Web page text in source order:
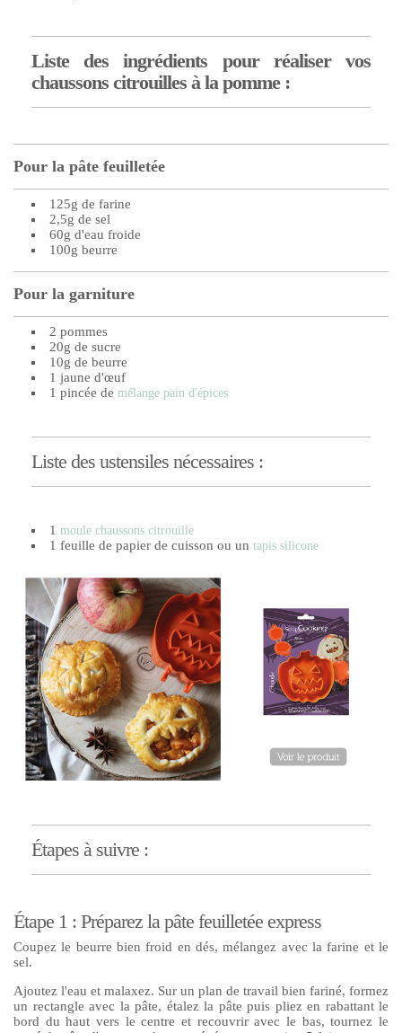
Liste des ingrédients pour réaliser vos
chaussons citrouilles à la pomme :
Pour la pâte feuilletée
125g de farine
2,5g de sel
60g d'eau froide
100g beurre
Pour la garniture
2 pommes
20g de sucre
10g de beurre
1 jaune d'œuf
1 pincée de mélange pain d'épices
Liste des ustensiles nécessaires :
1 moule chaussons citrouille
1 feuille de papier de cuisson ou un tapis silicone
Étapes à suivre :
Étape 1 : Préparez la pâte feuilletée express
Coupez le beurre bien froid en dés, mélangez avec la farine et le
sel.
Ajoutez l'eau et malaxez. Sur un plan de travail bien fariné, formez
un rectangle avec la pâte, étalez la pâte puis pliez en rabattant le
bord du haut vers le centre et recouvrir avec le bas, tournez le